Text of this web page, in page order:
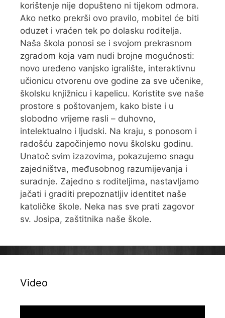
korištenje nije dopušteno ni tijekom odmora.
Ako netko prekrši ovo pravilo, mobitel će biti
oduzet i vraćen tek po dolasku roditelja.
Naša škola ponosi se i svojom prekrasnom
zgradom koja vam nudi brojne mogućnosti:
novo uređeno vanjsko igralište, interaktivnu
učionicu otvorenu ove godine za sve učenike,
školsku knjižnicu i kapelicu. Koristite sve naše
prostore s poštovanjem, kako biste i u
slobodno vrijeme rasli – duhovno,
intelektualno i ljudski. Na kraju, s ponosom i
radošću započinjemo novu školsku godinu.
Unatoč svim izazovima, pokazujemo snagu
zajedništva, međusobnog razumijevanja i
suradnje. Zajedno s roditeljima, nastavljamo
jačati i graditi prepoznatljiv identitet naše
katoličke škole. Neka nas sve prati zagovor
sv. Josipa, zaštitnika naše škole.
Video